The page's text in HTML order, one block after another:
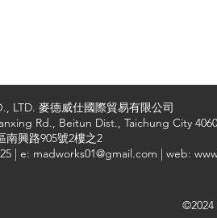
LTD. 麥德威仕國際貿易有限公司
Rd., Beitun Dist., Taichung City
南興路905號2樓之2
| e: madworks01@gmail.com | web: